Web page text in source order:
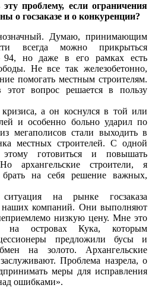
проблему, если ограничения
о госзаказе и о конкуренции?
Думаю, принимающим
всегда можно прикрыться
но даже в его рамках есть
Не все так железобетонно,
помогать местным строителям.
этот вопрос решается в пользу
а он коснулся в той или
и особенно больно ударил по
мегаполисов стали выходить в
местных строителей. С одной
готовиться и повышать
Но архангельские строители, я
на себя решение важных,
на рынке госзаказа
наших компаний. Они выполняют
низкую цену. Мне это
на островах Кука, которым
предложили бусы и
на золото. Архангельские
Проблема назрела, о
меры для исправления
ошибками».